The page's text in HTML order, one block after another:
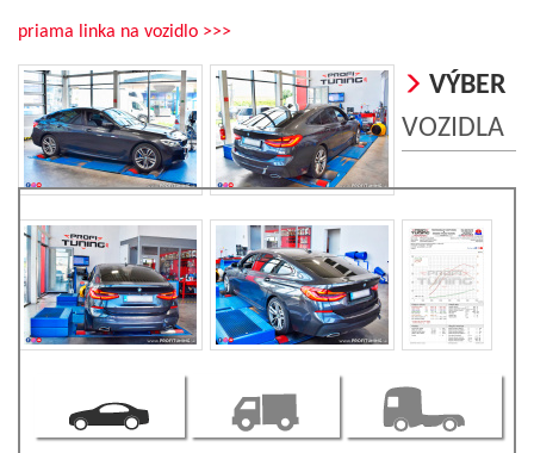
priama linka na vozidlo >>>
VÝBER
VOZIDLA